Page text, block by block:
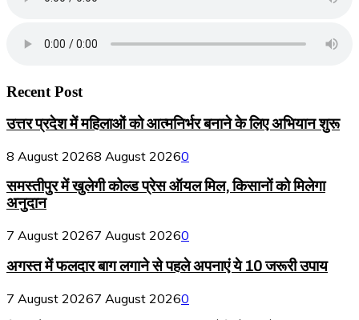
Recent Post
उत्तर प्रदेश में महिलाओं को आत्मनिर्भर बनाने के लिए अभियान शुरू
8 August 20268 August 20260
समस्तीपुर में खुलेगी कोल्ड प्रेस ऑयल मिल, किसानों को मिलेगा
अनुदान
7 August 20267 August 20260
अगस्त में फलदार बाग लगाने से पहले अपनाएं ये 10 जरूरी उपाय
7 August 20267 August 20260